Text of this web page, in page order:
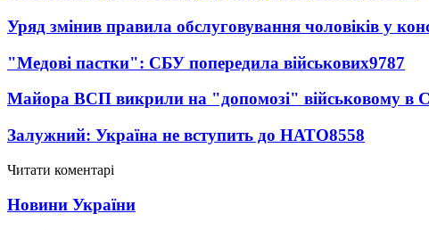
Уряд змінив правила обслуговування чоловіків у
"Медові пастки": СБУ попередила військових9787
Майора ВСП викрили на "допомозі" військовому в
Залужний: Україна не вступить до НАТО8558
Читати коментарі
Новини України